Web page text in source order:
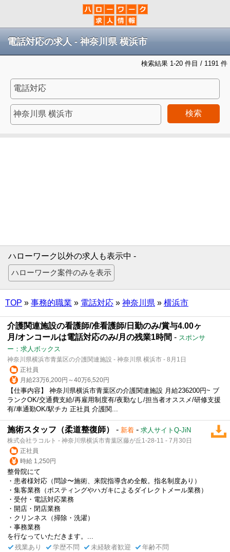
電話対応の求人 - 神奈川県 横浜市
検索結果 1-20 件目 / 1191 件
検索
ハローワーク以外の求人も表示中 -
TOP » 事務的職業 » 電話対応 » 神奈川県 » 横浜市
介護関連施設の看護師/准看護師/日勤のみ/賞与4.00ヶ
月/オンコールは電話対応のみ/月の残業1時間 - スポンサ
ー：求人ボックス
神奈川県横浜市青葉区の介護関連施設 - 神奈川県 横浜市 - 8月1日
正社員
月給23万6,200円～40万6,520円
【仕事内容】 神奈川県横浜市青葉区の介護関連施設 月給236200円~ ブ
ランクOK/交通費支給/再雇用制度有/夜勤なし/担当者オススメ/研修支援
有/車通勤OK/駅チカ 正社員 介護関...
施術スタッフ（柔道整復師） - 新着 - 求人サイトQ-JiN
株式会社ラコルト - 神奈川県横浜市青葉区藤が丘1-28-11 - 7月30日
正社員
時給 1,250円
整骨院にて
・患者様対応（問診〜施術、来院指導含め全般。指名制度あり）
・集客業務（ポスティングやハガキによるダイレクトメール業務）
・受付・電話対応業務
・開店・閉店業務
・クリンネス（掃除・洗濯）
・事務業務
を行なっていただきます。...
残業あり
学歴不問 未経験者歓迎 年齢不問